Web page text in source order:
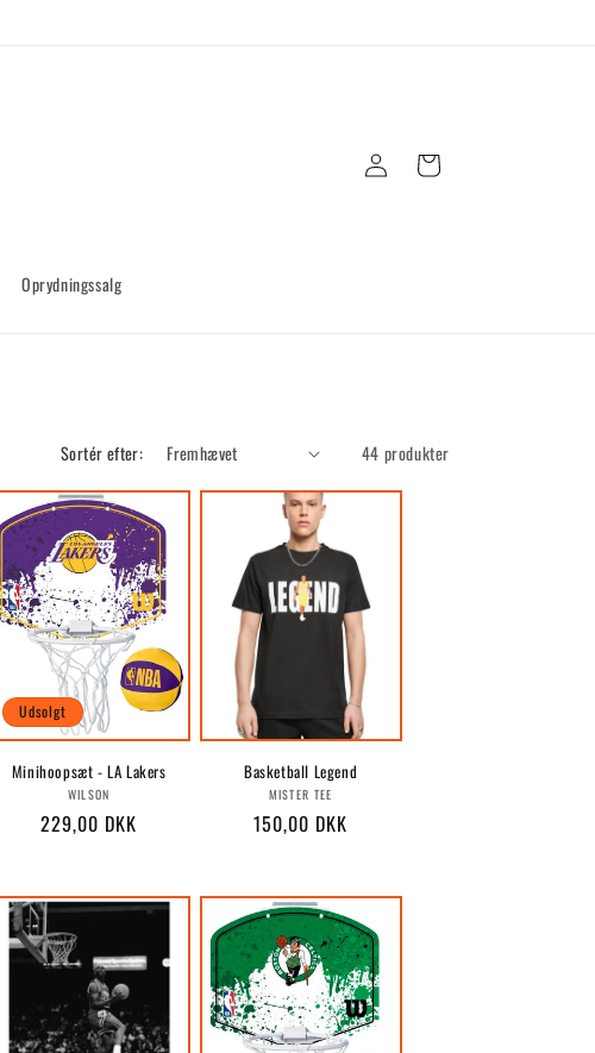
Oprydningssalg
Log
ind
Indkøbskurv
Sortér efter: 44 produkter
Udsolgt
Minihoopsæt - LA Lakers
Forhandler:
WILSON
Normalpris
229,00 DKK
Basketball Legend
Forhandler:
MISTER TEE
Normalpris
150,00 DKK